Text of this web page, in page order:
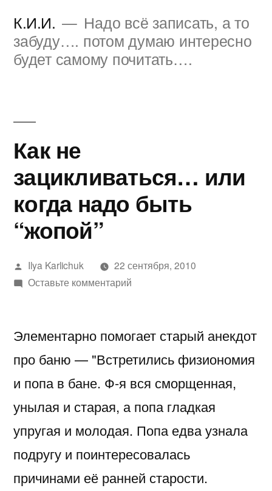
содержимому
К.И.И.
Надо всё записать, а то
забуду…. потом думаю интересно
будет самому почитать….
Как не
зацикливаться… или
когда надо быть
“жопой”
Написано
автором
Ilya Karlichuk
22 сентября, 2010
Оставьте комментарийк
зацикливаться…
когда
надо
Элементарно помогает старый анекдот
про баню — "Встретились физиономия
и попа в бане. Ф-я вся сморщенная,
унылая и старая, а попа гладкая
упругая и молодая. Попа едва узнала
подругу и поинтересовалась
причинами её ранней старости.